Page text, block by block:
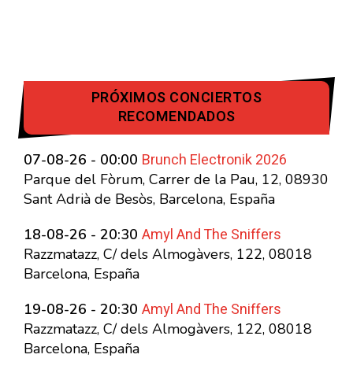
PRÓXIMOS CONCIERTOS
RECOMENDADOS
07-08-26 - 00:00 Brunch Electronik 2026
Parque del Fòrum, Carrer de la Pau, 12, 08930
Sant Adrià de Besòs, Barcelona, España
18-08-26 - 20:30 Amyl And The Sniffers
Razzmatazz, C/ dels Almogàvers, 122, 08018
Barcelona, España
19-08-26 - 20:30 Amyl And The Sniffers
Razzmatazz, C/ dels Almogàvers, 122, 08018
Barcelona, España